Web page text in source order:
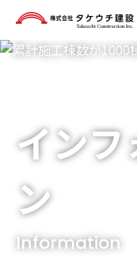
インフ
ン
Information